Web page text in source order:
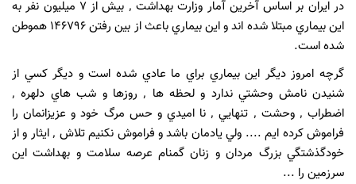
در ايران بر اساس آخرين آمار وزارت بهداشت ٬ بيش از 7 ميليون نفر به
اين بيماري مبتلا شده اند و اين بيماري باعث از بين رفتن 146796 هموطن
شده است.
گرچه امروز ديگر اين بيماري براي ما عادي شده است و ديگر كسي از
شنيدن نامش وحشتي ندارد و لحظه ها ٬ روزها و شب هاي دلهره ٬
اضطراب ٬ وحشت ٬ تنهايي ٬ نا اميدي و حس مرگ خود و عزيزانمان را
فراموش كرده ايم .... ولي يادمان باشد و فراموش نكنيم تلاش ٬ ايثار و از
خودگذشتگي بزرگ مردان و زنان گمنام عرصه سلامت و بهداشت اين
سرزمين را ...